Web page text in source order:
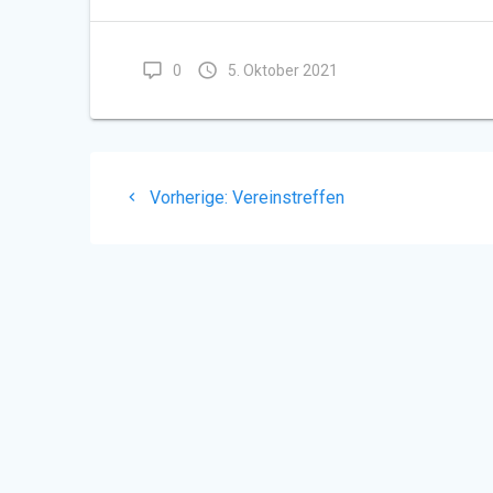
0 5. Oktober 2021
Beitragsnavigation
Vorherige: Vorheriger
Vereinstreffen